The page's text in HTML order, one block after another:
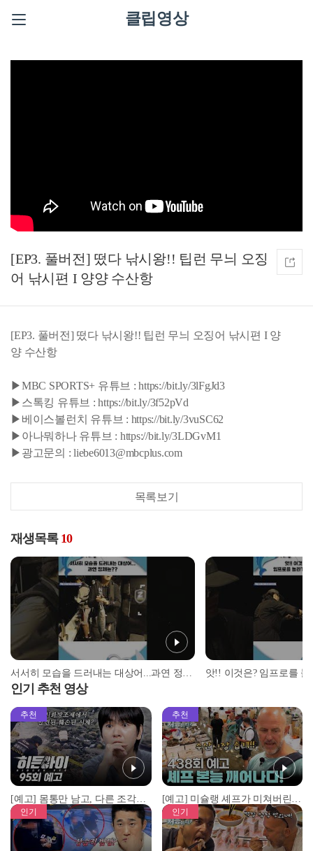
클립영상
[EP3. 풀버전] 떴다 낚시왕!! 팁런 무늬 오징
어 낚시편 I 양양 수산항
[EP3. 풀버전] 떴다 낚시왕!! 팁런 무늬 오징어 낚시편 I 양
양 수산항
▶MBC SPORTS+ 유튜브 : https://bit.ly/3lFgJd3
▶스톡킹 유튜브 : https://bit.ly/3f52pVd
▶베이스볼런치 유튜브 : https://bit.ly/3vuSC62
▶아나뭐하나 유튜브 : https://bit.ly/3LDGvM1
▶광고문의 : liebe6013@mbcplus.com
목록보기
재생목록 10
서서히 모습을 드러내는 대상어...과연 정체는? #shorts #떴다낚시왕 #낚시
인기 추천 영상
추천
[예고] 몸통만 남고, 다른 조각은 어디에..? 시화호에서 드러난 충격적인 토막 살인사건!
추천
[예고] 미슐랭 셰프가 미쳐버린 이유! 본능이 깨어난 사건은?
인기 인기